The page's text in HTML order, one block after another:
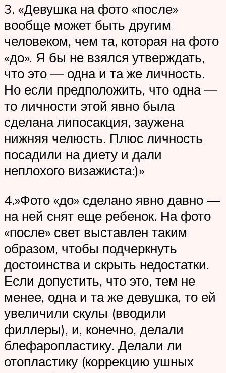
3. «Девушка на фото «после»
вообще может быть другим
человеком, чем та, которая на фото
«до». Я бы не взялся утверждать,
что это — одна и та же личность.
Но если предположить, что одна —
то личности этой явно была
сделана липосакция, заужена
нижняя челюсть. Плюс личность
посадили на диету и дали
неплохого визажиста:)»
4.»Фото «до» сделано явно давно —
на ней снят еще ребенок. На фото
«после» свет выставлен таким
образом, чтобы подчеркнуть
достоинства и скрыть недостатки.
Если допустить, что это, тем не
менее, одна и та же девушка, то ей
увеличили скулы (вводили
филлеры), и, конечно, делали
блефаропластику. Делали ли
отопластику (коррекцию ушных